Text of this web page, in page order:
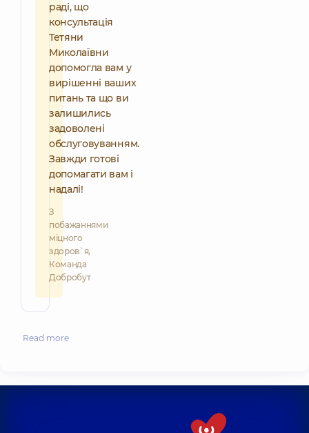
раді, що
консультація
Тетяни
Миколаївни
допомогла вам у
вирішенні ваших
питань та що ви
залишились
задоволені
обслуговуванням.
Завжди готові
допомагати вам і
надалі!
З
побажаннями
міцного
здоров`я,
Команда
Добробут
Read more